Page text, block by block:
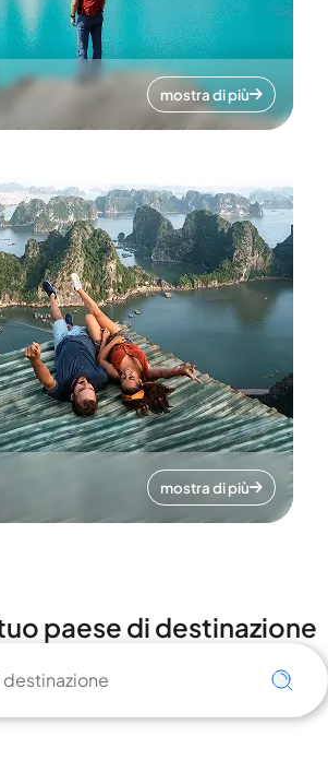
mostra di più
mostra di più
paese di destinazione